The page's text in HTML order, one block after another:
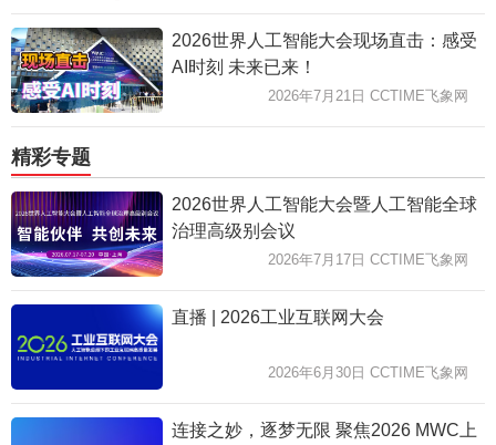
2026世界人工智能大会现场直击：感受
AI时刻 未来已来！
2026年7月21日 CCTIME飞象网
精彩专题
2026世界人工智能大会暨人工智能全球
治理高级别会议
2026年7月17日 CCTIME飞象网
直播 | 2026工业互联网大会
2026年6月30日 CCTIME飞象网
连接之妙，逐梦无限 聚焦2026 MWC上